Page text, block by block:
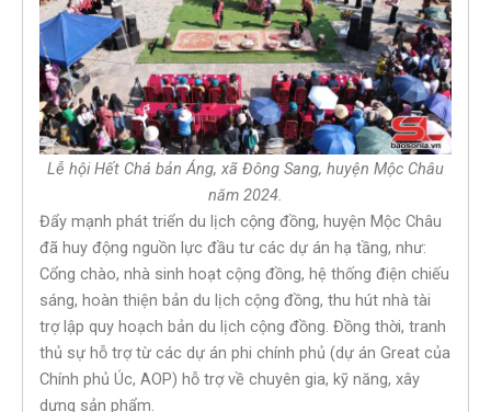
Lễ hội Hết Chá bản Áng, xã Đông Sang, huyện Mộc Châu
năm 2024.
Đẩy mạnh phát triển du lịch cộng đồng, huyện Mộc Châu
đã huy động nguồn lực đầu tư các dự án hạ tầng, như:
Cổng chào, nhà sinh hoạt cộng đồng, hệ thống điện chiếu
sáng, hoàn thiện bản du lịch cộng đồng, thu hút nhà tài
trợ lập quy hoạch bản du lịch cộng đồng. Đồng thời, tranh
thủ sự hỗ trợ từ các dự án phi chính phủ (dự án Great của
Chính phủ Úc, AOP) hỗ trợ về chuyên gia, kỹ năng, xây
dựng sản phẩm.